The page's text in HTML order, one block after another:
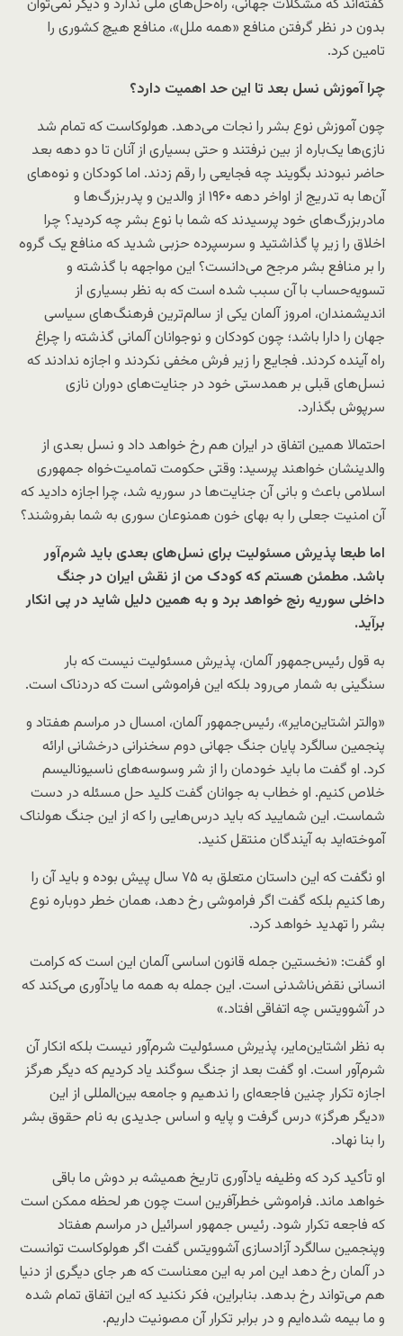
گفته‌اند که مشکلات جهانی، راه‌حل‌های ملی ندارد و دیگر نمی‌توان
بدون در نظر گرفتن منافع «همه ملل»، منافع هیچ کشوری را
تامین کرد.
چرا آموزش نسل بعد تا این حد اهمیت دارد؟
چون آموزش نوع بشر را نجات می‌دهد. هولوکاست که تمام شد
نازی‌ها یک‌باره از بین نرفتند و حتی بسیاری از آنان تا دو دهه بعد
حاضر نبودند بگویند چه فجایعی را رقم زدند. اما کودکان و نوه‌های
آن‌ها به تدریج از اواخر دهه ۱۹۶۰ از والدین و پدربزرگ‌ها و
مادربزرگ‌های خود پرسیدند که شما با نوع بشر چه کردید؟ چرا
اخلاق را زیر پا گذاشتید و سرسپرده حزبی شدید که منافع یک گروه
را بر منافع بشر مرجح می‌دانست؟ این مواجهه با گذشته و
تسویه‌حساب با آن سبب شده است که به نظر بسیاری از
اندیشمندان، امروز آلمان یکی از سالم‌ترین فرهنگ‌های سیاسی
جهان را دارا باشد؛ چون کودکان و نوجوانان آلمانی گذشته را چراغ
راه آینده کردند. فجایع را زیر فرش مخفی نکردند و اجازه ندادند که
نسل‌های قبلی بر همدستی خود در جنایت‌های دوران نازی
سرپوش بگذارد.
احتمالا همین اتفاق در ایران هم رخ خواهد داد و نسل بعدی از
والدینشان خواهند پرسید: وقتی حکومت تمامیت‌خواه جمهوری
اسلامی باعث و بانی آن جنایت‌ها در سوریه شد، چرا اجازه دادید که
آن امنیت جعلی را به بهای خون همنوعان سوری به شما بفروشند؟
اما طبعا پذیرش مسئولیت برای نسل‌های بعدی باید شرم‌آور
باشد. مطمئن هستم که کودک من از نقش ایران در جنگ
داخلی سوریه رنج خواهد برد و به همین دلیل شاید در پی انکار
برآید.
به قول رئیس‌جمهور آلمان، پذیرش مسئولیت نیست که بار
سنگینی به شمار می‌رود بلکه این فراموشی است که دردناک است.
«والتر اشتاین‌مایر»، رئیس‌جمهور آلمان، امسال در مراسم هفتاد و
پنجمین سالگرد پایان جنگ جهانی دوم سخنرانی درخشانی ارائه
کرد. او گفت ما باید خودمان را از شر وسوسه‌های ناسیونالیسم
خلاص کنیم. او خطاب به جوانان گفت کلید حل مسئله در دست
شماست. این شمایید که باید درس‌هایی را که از این جنگ هولناک
آموخته‌اید به آیندگان منتقل کنید.
او نگفت که این داستان متعلق به ۷۵ سال پیش بوده و باید آن را
رها کنیم بلکه گفت اگر فراموشی رخ دهد، همان خطر دوباره نوع
بشر را تهدید خواهد کرد.
او گفت: «نخستین جمله قانون اساسی آلمان این است که کرامت
انسانی نقض‌ناشدنی است. این جمله به همه ما یادآوری می‌کند که
در آشوویتس چه اتفاقی افتاد.»
به نظر اشتاین‌مایر، پذیرش مسئولیت شرم‌آور نیست بلکه انکار آن
شرم‌آور است. او گفت بعد از جنگ سوگند یاد کردیم که دیگر هرگز
اجازه تکرار چنین فاجعه‌ای را ندهیم و جامعه بین‌المللی از این
«دیگر هرگز» درس گرفت و پایه و اساس جدیدی به نام حقوق بشر
را بنا نهاد.
او تأکید کرد که وظیفه یادآوری تاریخ همیشه بر دوش ما باقی
خواهد ماند. فراموشی خطرآفرین است چون هر لحظه ممکن است
که فاجعه تکرار شود. رئیس جمهور اسرائیل در مراسم هفتاد
وپنجمین سالگرد آزادسازی آشوویتس گفت اگر هولوکاست توانست
در آلمان رخ دهد این امر به این معناست که هر جای دیگری از دنیا
هم می‌تواند رخ بدهد. بنابراین، فکر نکنید که این اتفاق تمام شده
و ما بیمه شده‌ایم و در برابر تکرار آن مصونیت داریم.